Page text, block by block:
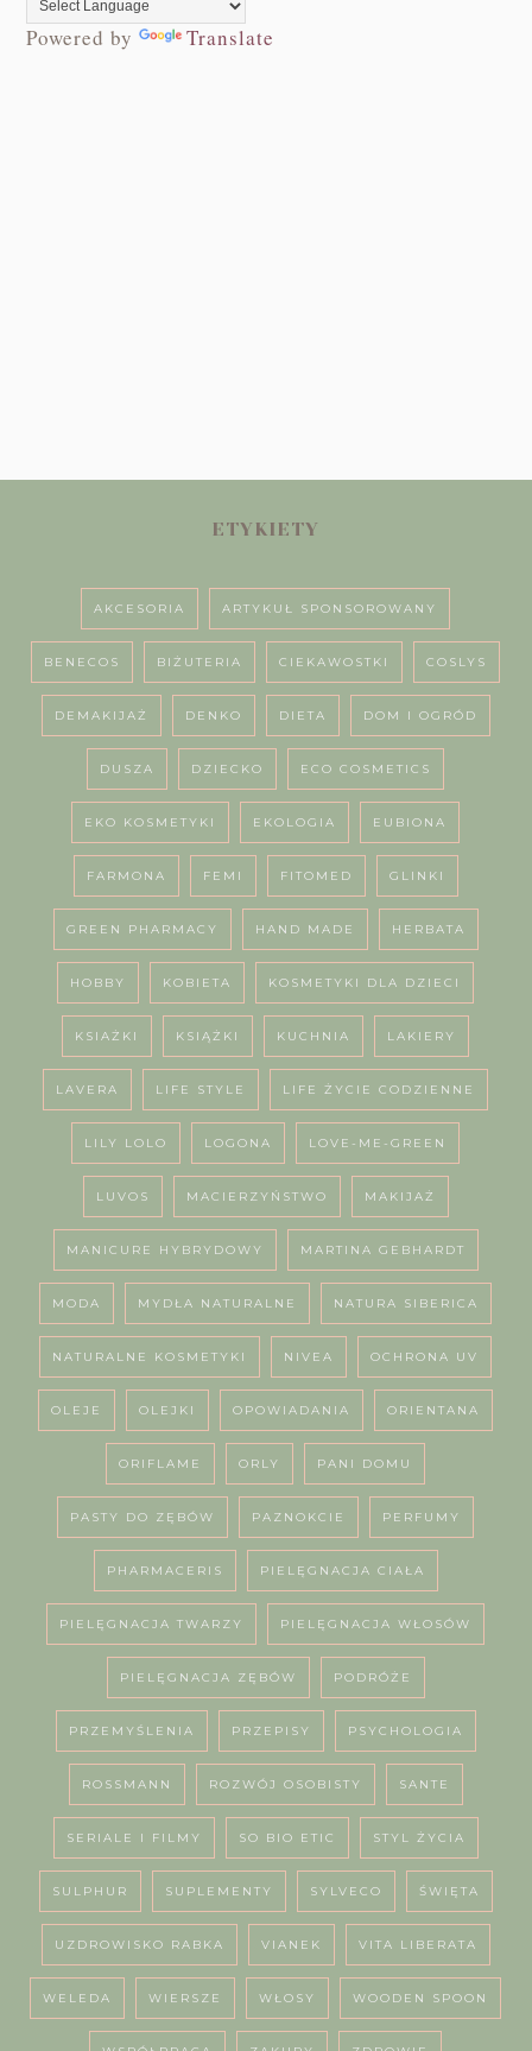
Powered by Translate
ETYKIETY
AKCESORIA ARTYKUŁ SPONSOROWANY
BENECOS BIŻUTERIA CIEKAWOSTKI COSLYS
DEMAKIJAŻ DENKO DIETA DOM I OGRÓD
DUSZA DZIECKO ECO COSMETICS
EKO KOSMETYKI EKOLOGIA EUBIONA
FARMONA FEMI FITOMED GLINKI
GREEN PHARMACY HAND MADE HERBATA
HOBBY KOBIETA KOSMETYKI DLA DZIECI
KSIAŻKI KSIĄŻKI KUCHNIA LAKIERY
LAVERA LIFE STYLE LIFE ŻYCIE CODZIENNE
LILY LOLO LOGONA LOVE-ME-GREEN
LUVOS MACIERZYŃSTWO MAKIJAŻ
MANICURE HYBRYDOWY MARTINA GEBHARDT
MODA MYDŁA NATURALNE NATURA SIBERICA
NATURALNE KOSMETYKI NIVEA OCHRONA UV
OLEJE OLEJKI OPOWIADANIA ORIENTANA
ORIFLAME ORLY PANI DOMU
PASTY DO ZĘBÓW PAZNOKCIE PERFUMY
PHARMACERIS PIELĘGNACJA CIAŁA
PIELĘGNACJA TWARZY PIELĘGNACJA WŁOSÓW
PIELĘGNACJA ZĘBÓW PODRÓŻE
PRZEMYŚLENIA PRZEPISY PSYCHOLOGIA
ROSSMANN ROZWÓJ OSOBISTY SANTE
SERIALE I FILMY SO BIO ETIC STYL ŻYCIA
SULPHUR SUPLEMENTY SYLVECO ŚWIĘTA
UZDROWISKO RABKA VIANEK VITA LIBERATA
WELEDA WIERSZE WŁOSY WOODEN SPOON